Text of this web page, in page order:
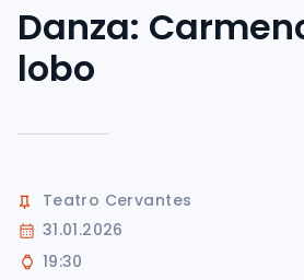
Danza:
lobo
Teatro Cervantes
31.01.2026
19:30